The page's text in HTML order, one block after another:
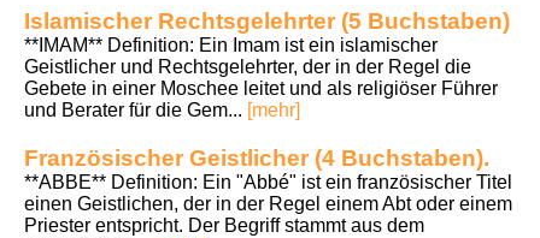
Islamischer Rechtsgelehrter (5 Buchstaben)
**IMAM** Definition: Ein Imam ist ein islamischer
Geistlicher und Rechtsgelehrter, der in der Regel die
Gebete in einer Moschee leitet und als religiöser Führer
und Berater für die Gem... [mehr]
Französischer Geistlicher (4 Buchstaben).
**ABBE** Definition: Ein "Abbé" ist ein französischer Titel
einen Geistlichen, der in der Regel einem Abt oder einem
Priester entspricht. Der Begriff stammt aus dem